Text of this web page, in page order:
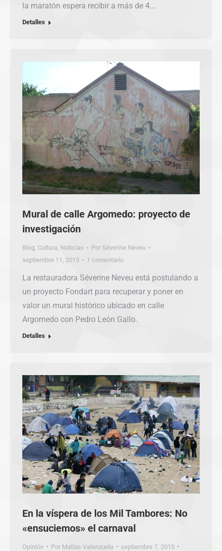
la maratón espera recibir a más de 4…
Detalles
Mural de calle Argomedo: proyecto de
investigación
Blog, Cultura, Noticias Por Séverine Neveu
septiembre 11, 2015
1 comentario
La restauradora Séverine Neveu está postulando a
un proyecto Fondart para recuperar y poner en
valor un mural histórico ubicado en calle
Argomedo con Pedro León Gallo.
Detalles
En la víspera de los Mil Tambores: No
«ensuciemos» el carnaval
Opinión Por Matías Valenzuela
septiembre 7, 2015